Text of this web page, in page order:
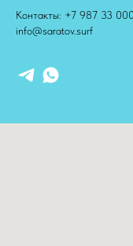
Контакты: +7 987 33
info@saratov.surf